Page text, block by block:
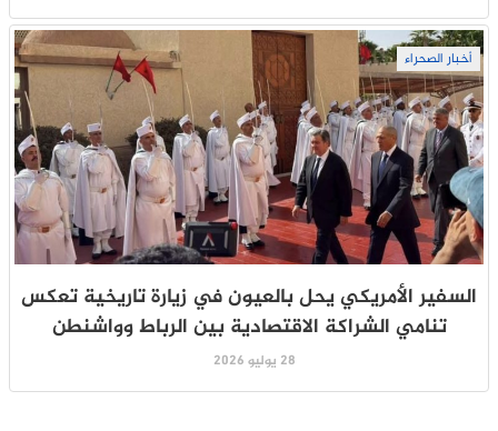
أخبار الصحراء
السفير الأمريكي يحل بالعيون في زيارة تاريخية تعكس
تنامي الشراكة الاقتصادية بين الرباط وواشنطن
28 يوليو 2026